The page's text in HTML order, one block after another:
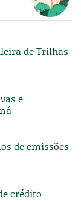
de Trilhas
e
de emissões
crédito